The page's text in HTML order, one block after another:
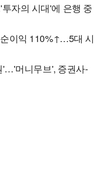
자의 시대'에 은행 중
이익 110%↑…5대 시
'…'머니무브', 증권사-